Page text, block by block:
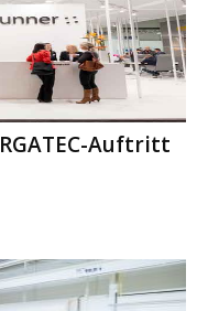
Auftritt